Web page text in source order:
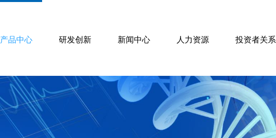
产品中心 研发创新 新闻中心 人力资源 投资者关系